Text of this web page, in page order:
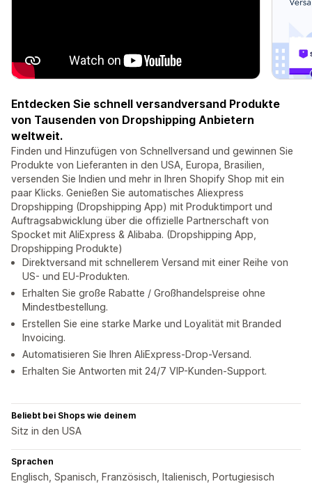
Entdecken Sie schnell versandversand Produkte
von Tausenden von Dropshipping Anbietern
weltweit.
Finden und Hinzufügen von Schnellversand und gewinnen Sie
Produkte von Lieferanten in den USA, Europa, Brasilien,
versenden Sie Indien und mehr in Ihren Shopify Shop mit ein
paar Klicks. Genießen Sie automatisches Aliexpress
Dropshipping (Dropshipping App) mit Produktimport und
Auftragsabwicklung über die offizielle Partnerschaft von
Spocket mit AliExpress & Alibaba. (Dropshipping App,
Dropshipping Produkte)
Direktversand mit schnellerem Versand mit einer Reihe von
US- und EU-Produkten.
Erhalten Sie große Rabatte / Großhandelspreise ohne
Mindestbestellung.
Erstellen Sie eine starke Marke und Loyalität mit Branded
Invoicing.
Automatisieren Sie Ihren AliExpress-Drop-Versand.
Erhalten Sie Antworten mit 24/7 VIP-Kunden-Support.
Beliebt bei Shops wie deinem
Sitz in den USA
Sprachen
Englisch, Spanisch, Französisch, Italienisch, Portugiesisch